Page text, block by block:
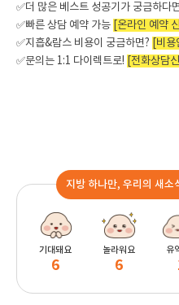
✅더 많은 베스트 성공기가 궁금하다
✅빠른 상담 예약 가능 [온라인 예약
✅지흡&람스 비용이 궁금하면?
[비용
✅문의는 1:1 다이렉트로!
[전화상담
지방 하나만, 우리의 새소
기대돼요
6
놀라워요
6
유